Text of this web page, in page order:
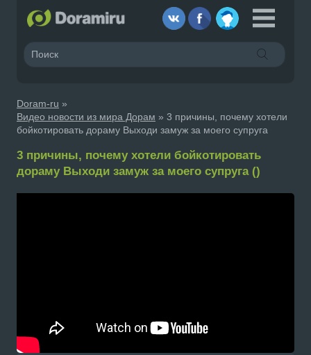
Doram-ru »
Видео новости из мира Дорам » 3 причины, почему хотели
бойкотировать дораму Выходи замуж за моего супруга
3 причины, почему хотели бойкотировать
дораму Выходи замуж за моего супруга ()